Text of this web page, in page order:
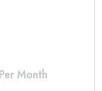
Month